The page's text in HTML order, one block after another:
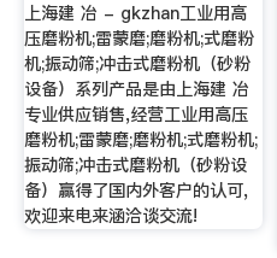
上海建 冶 - gkzhan工业用高
压磨粉机;雷蒙磨;磨粉机;式磨粉
机;振动筛;冲击式磨粉机（砂粉
设备）系列产品是由上海建 冶
专业供应销售,经营工业用高压
磨粉机;雷蒙磨;磨粉机;式磨粉机;
振动筛;冲击式磨粉机（砂粉设
备）赢得了国内外客户的认可,
欢迎来电来涵洽谈交流!